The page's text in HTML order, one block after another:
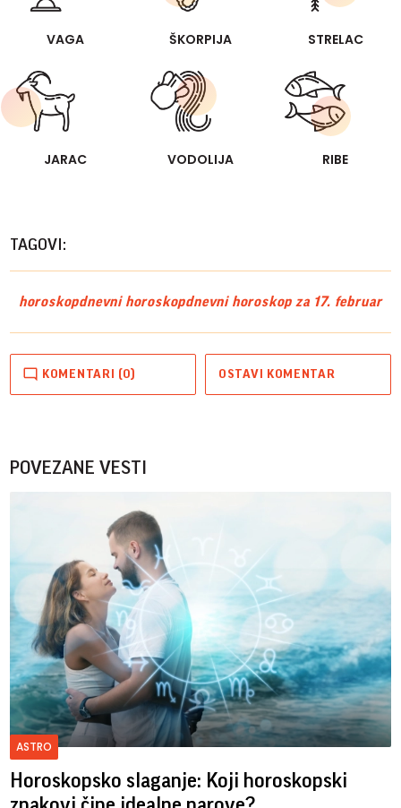
VAGA ŠKORPIJA STRELAC
JARAC VODOLIJA RIBE
TAGOVI:
horoskopdnevni horoskopdnevni horoskop za 17. februar
KOMENTARI (0) OSTAVI KOMENTAR
POVEZANE VESTI
ASTRO
Horoskopsko slaganje: Koji horoskopski